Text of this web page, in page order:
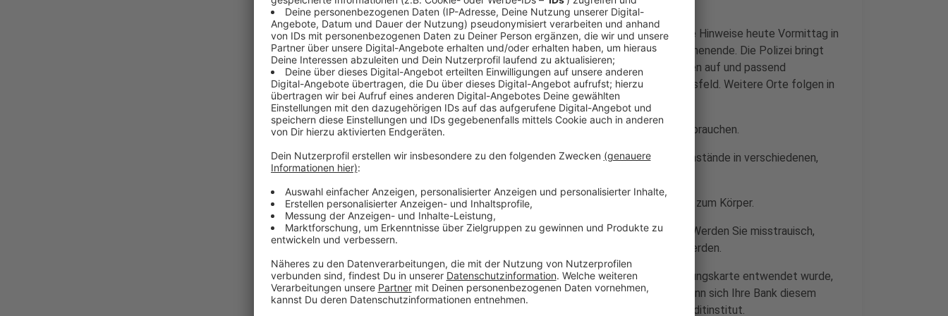
Als erstes sprüht ein Team um Katja Börstiung von der Polizei die Hinweise heute Vormittag in
Seppenrade auf - passend zum Weihnachtsmarkt an diesem Wochenende. Die Polizei bringt
die Warnhinweise aus Sprühkreide heute auch noch in Lüdinghausen auf und passend
zum Berkelwinter heute Nachmittag (14.30 Uhr) auch noch in Coesfeld. Weitere Orte folgen in
der Adventszeit. Die Polizei rät:
⦁ Nehmen Sie nur so viel Bargeld und Zahlungskarten mit, wie Sie brauchen.
⦁ Tragen Sie Geld, Zahlungskarten, Papiere und andere Wertgegenstände in verschiedenen,
⦁ Tragen Sie Hand- und Umhängetaschen mit der Verschlussseite zum Körper.
⦁ Achten Sie gerade im Gedränge verstärkt auf Ihre Wertsachen. Werden Sie misstrauisch,
wenn Sie plötzlich angerempelt oder "in die Zange" genommen werden.
⦁ Wenn es doch zum Diebstahl gekommen ist und Ihnen Ihre Zahlungskarte entwendet wurde,
lassen Sie diese sofort mit dem Sperrnotruf 116 116 sperren. Wenn sich Ihre Bank diesem
Notruf nicht angeschlossen hat, wenden Sie sich direkt an Ihr Kreditinstitut.